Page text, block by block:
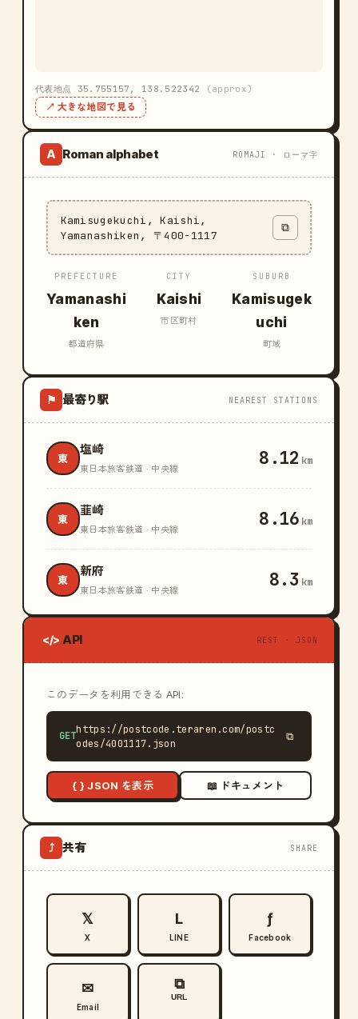
代表地点 35.755157, 138.522342 (approx)
↗ 大きな地図で見る
A Roman alphabet ROMAJI · ローマ字
Kamisugekuchi, Kaishi,
Yamanashiken, 〒400-1117
⧉
PREFECTURE
Yamanashi
ken
都道府県
CITY
Kaishi
市区町村
SUBURB
Kamisugek
uchi
町域
⚑ 最寄り駅 NEAREST STATIONS
東
塩崎
東日本旅客鉄道 · 中央線 8.12 km
東
韮崎
東日本旅客鉄道 · 中央線 8.16 km
東
新府
東日本旅客鉄道 · 中央線 8.3 km
</> API REST · JSON
このデータを利用できる API:
GET
https://postcode.teraren.com/postc
odes/4001117.json
⧉
{ } JSON を表示 📖 ドキュメント
⤴ 共有 SHARE
𝕏
X
L
LINE
ƒ
Facebook
✉
Email
⧉
URL